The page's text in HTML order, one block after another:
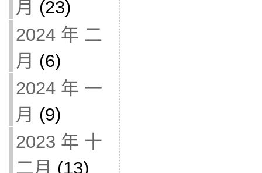
月 (23)
2024 年 二
月 (6)
2024 年 一
月 (9)
2023 年 十
二月 (13)